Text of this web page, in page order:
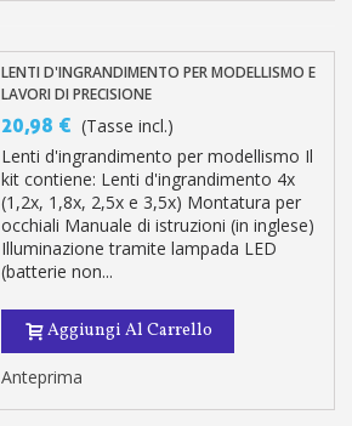
LENTI D'INGRANDIMENTO PER MODELLISMO E
LAVORI DI PRECISIONE
20,98 € (Tasse incl.)
Lenti d'ingrandimento per modellismo Il
kit contiene: Lenti d'ingrandimento 4x
(1,2x, 1,8x, 2,5x e 3,5x) Montatura per
occhiali Manuale di istruzioni (in inglese)
Illuminazione tramite lampada LED
(batterie non...
Aggiungi Al Carrello
Anteprima